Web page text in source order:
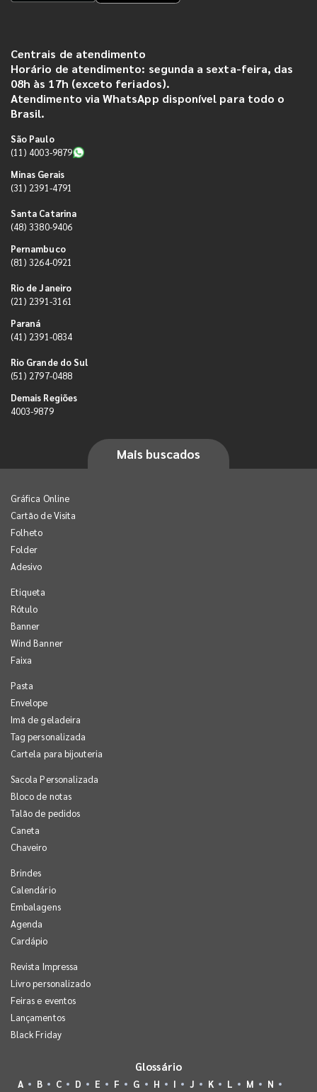
Centrais de atendimento
Horário de atendimento: segunda a sexta-feira, das
08h às 17h (exceto feriados).
Atendimento via WhatsApp disponível para todo o
Brasil.
São Paulo
(11) 4003-9879
Minas Gerais
(31) 2391-4791
Santa Catarina
(48) 3380-9406
Pernambuco
(81) 3264-0921
Rio de Janeiro
(21) 2391-3161
Paraná
(41) 2391-0834
Rio Grande do Sul
(51) 2797-0488
Demais Regiões
4003-9879
Mais buscados
Gráfica Online
Cartão de Visita
Folheto
Folder
Adesivo
Etiqueta
Rótulo
Banner
Wind Banner
Faixa
Pasta
Envelope
Imã de geladeira
Tag personalizada
Cartela para bijouteria
Sacola Personalizada
Bloco de notas
Talão de pedidos
Caneta
Chaveiro
Brindes
Calendário
Embalagens
Agenda
Cardápio
Revista Impressa
Livro personalizado
Feiras e eventos
Lançamentos
Black Friday
Glossário
A B C D E F G H I J K L M N